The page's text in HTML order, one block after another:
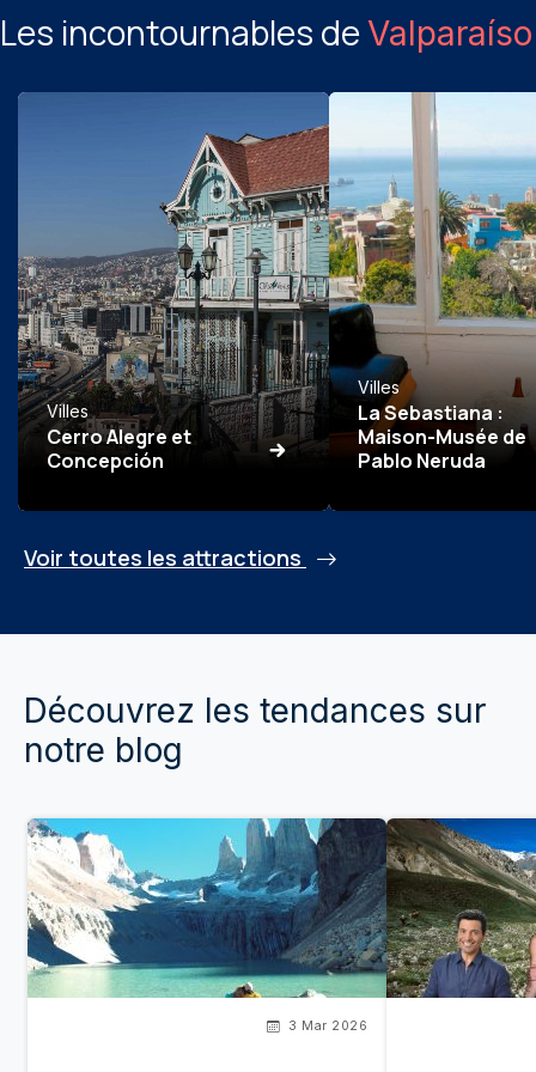
Les incontournables deValparaíso
Villes
Cerro Alegre et
Concepción
Villes
La Sebastiana :
Maison-Musée de
Pablo Neruda
Voir toutes les attractions
Découvrez les tendances sur
notre blog
3 Mar 2026